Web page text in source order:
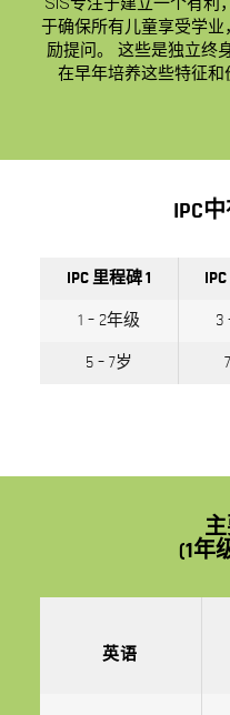
于确保所有儿童享受学
励提问。 这些是独立终
在早年培养这些特征和
IPC
IPC 里程碑 1
1 – 2年级 3
5 – 7岁
(1年
英语